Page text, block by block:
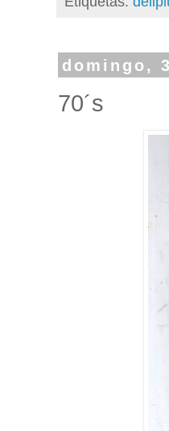
domingo,
70´s